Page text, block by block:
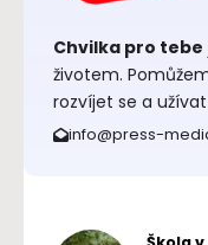
Chvilka pro tebe
životem.
rozvíjet se a
info@press-